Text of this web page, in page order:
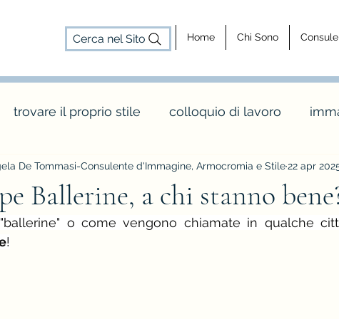
Cerca nel Sito Home Chi Sono
trovare il proprio stile colloquio di lavoro
cosa fa un consulente d'immagine
forme body shapes stagione e palette inverno
Ballerine, a chi stanno
De Tommasi-Consulente d'Immagine, Armocromia e Stile22 apr
!